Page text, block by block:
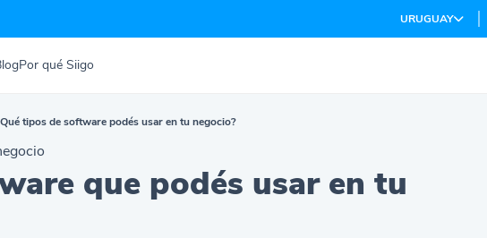
URUGUAY
Por qué Siigo
tipos de software podés usar en tu negocio?
que podés usar en tu